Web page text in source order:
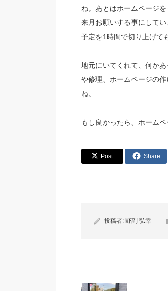
ね。あとはホームページ
来月お願いする事にして
予定を1時間で切り上げて
地元にいてくれて、何か
や修理、ホームページの
ね。
もし良かったら、ホームペ
Post Share
投稿者: 野副 弘幸